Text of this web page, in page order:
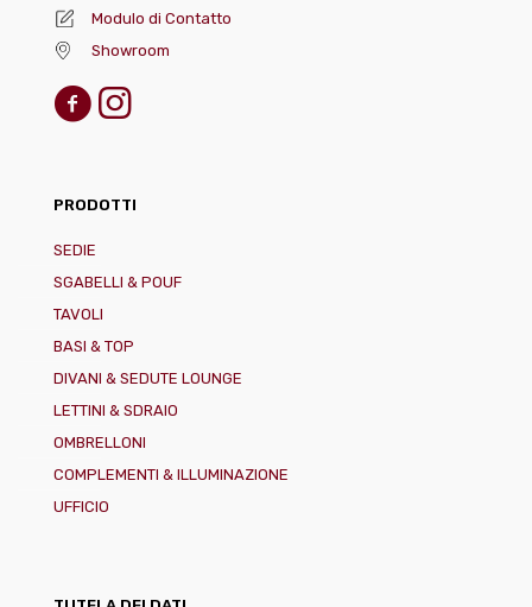
Modulo di Contatto
Showroom
PRODOTTI
SEDIE
SGABELLI & POUF
TAVOLI
BASI & TOP
DIVANI & SEDUTE LOUNGE
LETTINI & SDRAIO
OMBRELLONI
COMPLEMENTI & ILLUMINAZIONE
UFFICIO